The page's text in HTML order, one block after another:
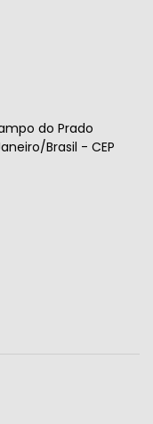
do Prado
Brasil - CEP